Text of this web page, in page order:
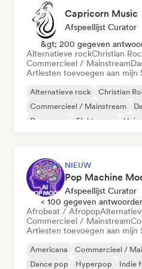
Capricorn Music
Afspeellijst Curator
&gt; 200 gegeven
Alternatieve rockChristian
Commercieel / Mainstream
Artiesten toevoegen aan mijn
Alternatieve rock
Christian
Commercieel / Mainstream
Droompop
Elektropop
NIEUW
Afspeellijst Curator
< 100 gegeven
Afrobeat / Afropop
Commercieel / Mainstream
Artiesten toevoegen aan mijn
Americana Commercieel /
Dance pop
Hyperpop Indie